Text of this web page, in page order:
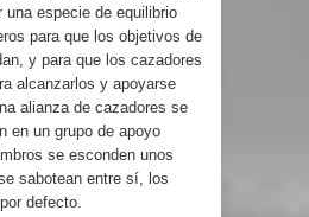
una especie de equilibrio
para que los objetivos de
y para que los cazadores
alcanzarlos y apoyarse
alianza de cazadores se
en un grupo de apoyo
se esconden unos
sabotean entre sí, los
defecto.